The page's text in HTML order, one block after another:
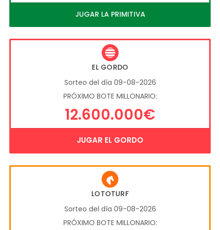
JUGAR LA PRIMITIVA
EL GORDO
Sorteo del día 09-08-2026
PRÓXIMO BOTE MILLONARIO:
12.600.000€
JUGAR EL GORDO
LOTOTURF
Sorteo del día 09-08-2026
PRÓXIMO BOTE MILLONARIO: